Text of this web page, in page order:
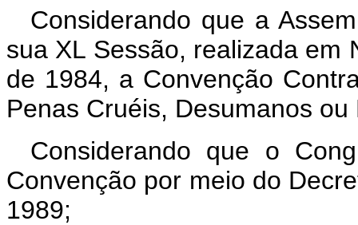
Considerando que a
sua XL Sessão, realizada em
de 1984, a Convenção
Penas Cruéis, Desumanos
Considerando que o
Convenção por meio do
1989;